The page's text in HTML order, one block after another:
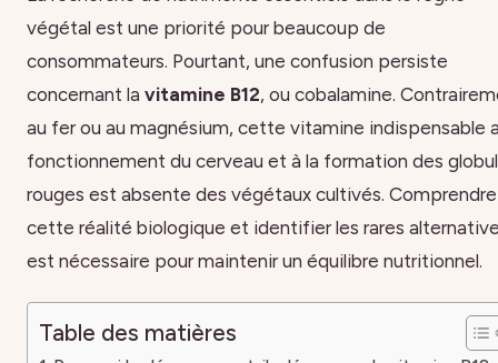
végétal est une priorité pour beaucoup de
consommateurs. Pourtant, une confusion persiste
concernant la vitamine B12, ou cobalamine.
au fer ou au magnésium, cette vitamine indispensable
fonctionnement du cerveau et à la formation des
rouges est absente des végétaux cultivés. Comprendre
cette réalité biologique et identifier les rares
est nécessaire pour maintenir un équilibre nutritionnel.
Table des matières